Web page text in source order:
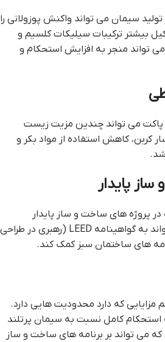
تولید سیمان می تواند واکنش پوزولانی را
بیشتر ترکیبات سیلیکات کلسیم و
تواند منجر به افزایش استحکام و
پاکت می تواند چندین مزیت زیست
کربن، کاهش استفاده از مواد بکر و
پایدار
پروژه های ساخت و ساز پایدار
استفاده می شود، زیرا می تواند به گواهینامه LEED (رهبری در طراحی
های ساختمان سبز کمک کند.
مزایایی که دارد محدودیت هایی دارد.
استحکام کامل نسبت به سیمان پرتلند
می تواند بر برنامه های ساخت و ساز